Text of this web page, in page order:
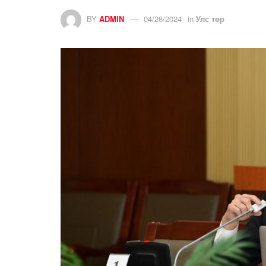
BY ADMIN 04/28/2024 in Улс төр